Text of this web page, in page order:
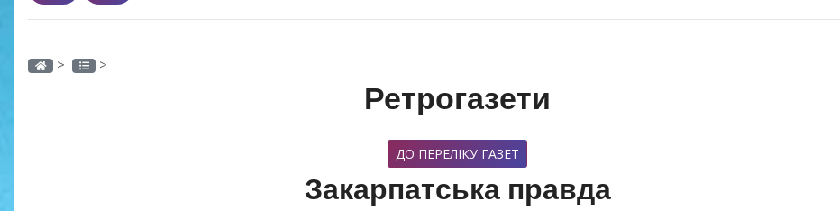
> >
Ретрогазети
ДО ПЕРЕЛІКУ ГАЗЕТ
Закарпатська правда